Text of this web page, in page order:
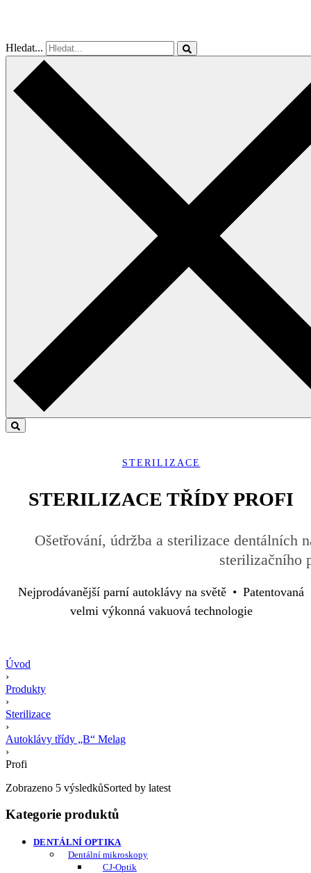
Hledat...
STERILIZACE
STERILIZACE TŘÍDY PROFI
Ošetřování, údržba a sterilizace dentálních
sterilizačního
Nejprodávanější parní autoklávy na světě • Patentovaná
velmi výkonná vakuová technologie
Úvod
›
Produkty
›
Sterilizace
›
Autoklávy třídy „B“ Melag
›
Profi
Zobrazeno 5 výsledkůSorted by latest
Kategorie produktů
DENTÁLNÍ OPTIKA
Dentální mikroskopy
CJ-Optik